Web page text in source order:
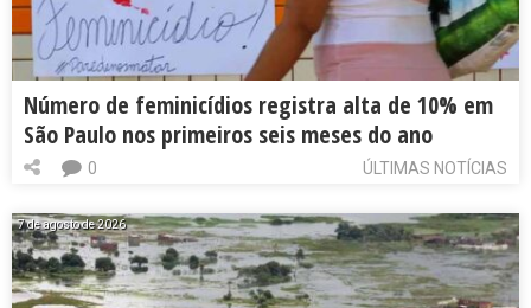
Número de feminicídios registra alta de 10% em
São Paulo nos primeiros seis meses do ano
ÚLTIMAS NOTÍCIAS
0
7 de agosto de 2026